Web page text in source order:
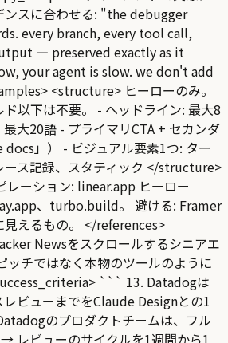
ンスに合わせる: "the debugger
every branch, every tool call,
— preserved exactly as it
your agent is slow. we don't add
<structure> ヒーローのみ。
以下は不要。 - ヘッドライン: 最大8
大20語 - プライマリCTA + セカンダ
」） - ビジュアル要素1つ: ター
ース記録、スタティック </structure>
レーション: linear.app ヒーロー
、turbo.build。 避ける: Framer
えるもの。 </references>
Newsをスクロールするシニアエ
ッチではなく本物のツールのように
``` 13. Datadogは
ビューまでをClaude Designとの1
のプロダクトチームは、フル
レビューのサイクルを1週間から1